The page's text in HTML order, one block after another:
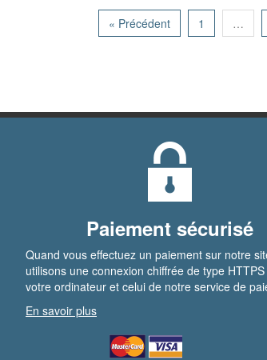
« Précédent 1 …
Paiement sécurisé
Quand vous effectuez un paiement sur notre
utilisons une connexion chiffrée de type
votre ordinateur et celui de notre service de
En savoir plus